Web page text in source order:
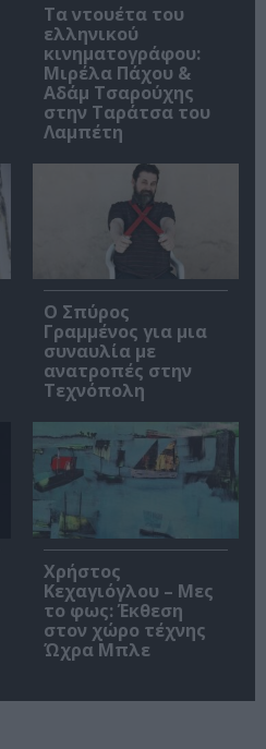
Τα ντουέτα του
ελληνικού
κινηματογράφου:
Μιρέλα Πάχου &
Αδάμ Τσαρούχης
στην Ταράτσα του
Λαμπέτη
Ο Σπύρος
Γραμμένος για μια
συναυλία με
ανατροπές στην
Τεχνόπολη
Χρήστος
Κεχαγιόγλου – Μες
το φως: Έκθεση
στον χώρο τέχνης
Ώχρα Μπλε